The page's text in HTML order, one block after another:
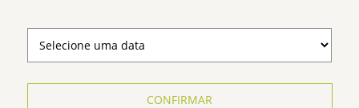
CONFIRMAR